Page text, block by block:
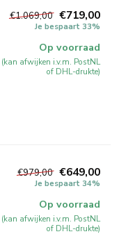
€1.069,00 €719,00
Je bespaart 33%
Op voorraad
afwijken i.v.m. PostNL
of DHL-drukte)
€979,00 €649,00
Je bespaart 34%
Op voorraad
afwijken i.v.m. PostNL
of DHL-drukte)